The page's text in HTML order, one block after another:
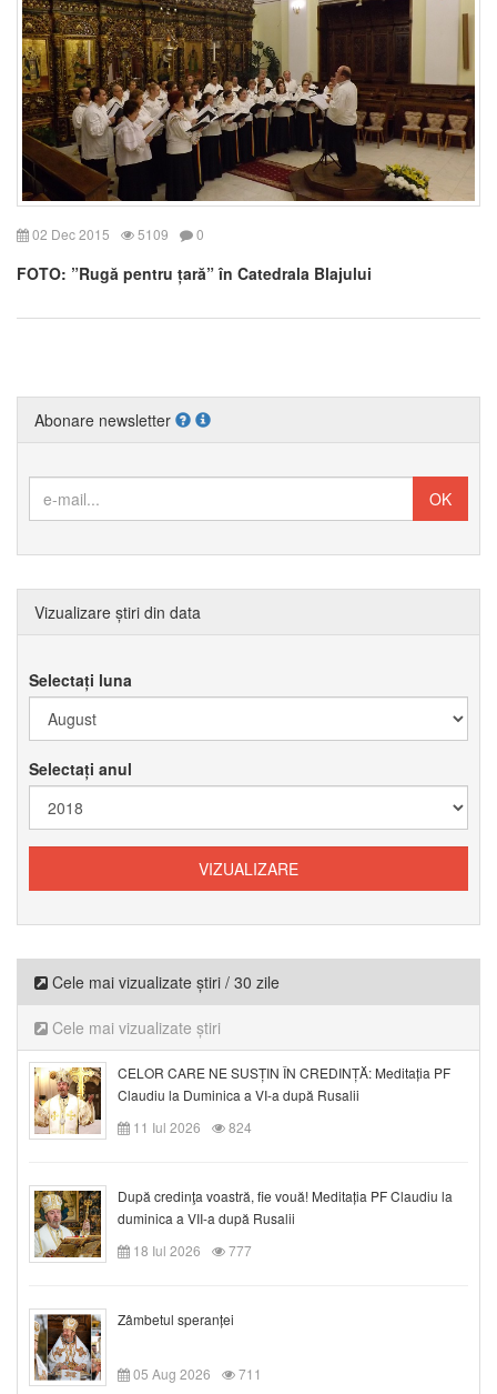
02 Dec 2015 5109 0
FOTO: ”Rugă pentru țară” în Catedrala Blajului
Abonare newsletter
Vizualizare știri din data
Selectați luna
Selectați anul
Cele mai vizualizate știri / 30 zile
Cele mai vizualizate știri
CELOR CARE NE SUSȚIN ÎN CREDINȚĂ: Meditația PF
Claudiu la Duminica a VI-a după Rusalii
11 Iul 2026
824
După credinţa voastră, fie vouă! Meditația PF Claudiu la
duminica a VII-a după Rusalii
18 Iul 2026
777
Zâmbetul speranței
05 Aug 2026 711